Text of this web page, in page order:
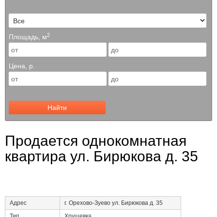
Площадь, м2
Цена, р.
Найти
Продается однокомнатная
квартира ул. Бирюкова д. 35
Адрес
г. Орехово-Зуево ул. Бирюкова д. 35